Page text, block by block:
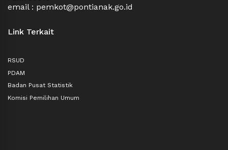
email : pemkot@pontianak.go.id
Link Terkait
RSUD
PDAM
Badan Pusat Statistik
Komisi Pemilihan Umum